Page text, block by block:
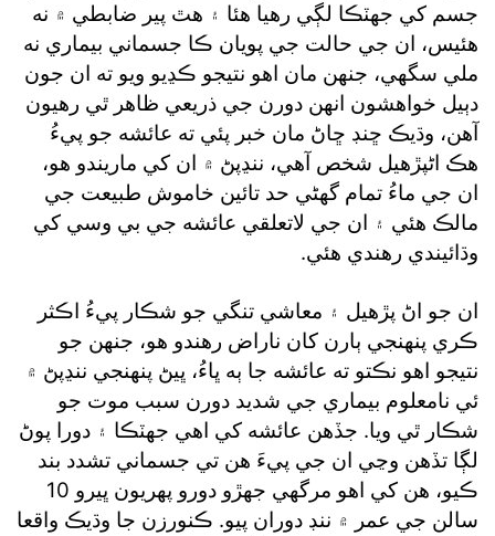
جسم کي جهٽڪا لڳي رهيا هئا ۽ هٿ پير ضابطي ۾ نه
هئيس، ان جي حالت جي پويان ڪا جسماني بيماري نه
ملي سگهي، جنهن مان اهو نتيجو ڪڍيو ويو ته ان جون
دٻيل خواهشون انهن دورن جي ذريعي ظاهر ٿي رهيون
آهن، وڌيڪ ڇنڊ ڇاڻ مان خبر پئي ته عائشه جو پيءُ
هڪ اڻپڙهيل شخص آهي، ننڍپڻ ۾ ان کي ماريندو هو،
ان جي ماءُ تمام گهڻي حد تائين خاموش طبيعت جي
مالڪ هئي ۽ ان جي لاتعلقي عائشه جي بي وسي کي
وڌائيندي رهندي هئي.
ان جو اڻ پڙهيل ۽ معاشي تنگي جو شڪار پيءُ اڪثر
ڪري پنهنجي ٻارن کان ناراض رهندو هو، جنهن جو
نتيجو اهو نڪتو ته عائشه جا ٻه ڀاءُ، ڀيڻ پنهنجي ننڍپڻ ۾
ئي نامعلوم بيماري جي شديد دورن سبب موت جو
شڪار ٿي ويا. جڏهن عائشه کي اهي جهٽڪا ۽ دورا پوڻ
لڳا تڏهن وڃي ان جي پيءَ هن تي جسماني تشدد بند
ڪيو، هن کي اهو مرگهي جهڙو دورو پهريون ڀيرو 10
سالن جي عمر ۾ ننڊ دوران پيو. ڪنورزن جا وڌيڪ واقعا